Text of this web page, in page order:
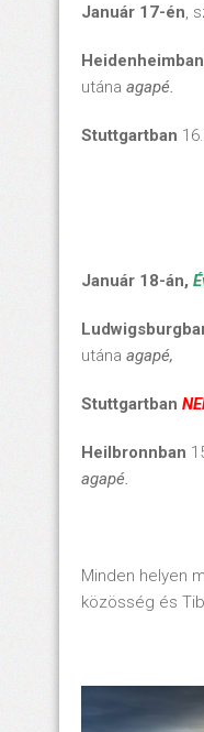
Január 17-én,
Heidenheimban
utána agapé.
Stuttgartban
Január 18-án,
utána agapé,
Stuttgartban
Heilbronnban
agapé.
Minden helyen
közösség és